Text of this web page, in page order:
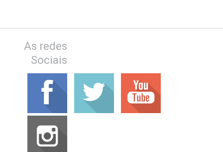
As redes
Sociais